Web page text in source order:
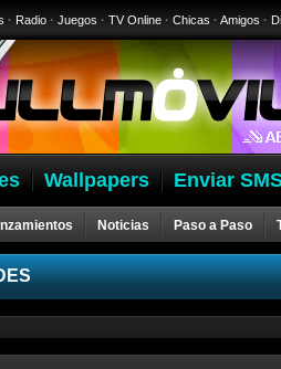
· Radio · Juegos · TV Online · Chicas · Amigos ·
Wallpapers Enviar
Noticias Paso a Paso